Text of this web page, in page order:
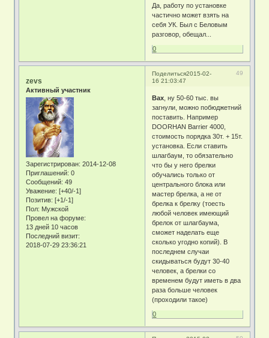
Да, работу по установке
частично может взять на
себя УК. Был с Беловым
разговор, обещал...
0
Поделиться 49
2015-02-
16 21:03:47
zevs
Активный участник
Зарегистрирован: 2014-12-08
Приглашений: 0
Сообщений: 49
Уважение: [+40/-1]
Позитив: [+1/-1]
Пол: Мужской
Провел на форуме:
13 дней 10 часов
Последний визит:
2018-07-29 23:36:21
Bax , ну 50-60 тыс. вы
загнули, можно побюджетний
поставить. Например
DOORHAN Barrier 4000,
стоимость порядка 30т. + 15т.
установка. Если ставить
шлагбаум, то обязательно
что бы у него брелки
обучались только от
центрального блока или
мастер брелка, а не от
брелка к брелку (тоесть
любой человек имеющий
брелок от шлагбаума,
сможет наделать еще
сколько угодно копий). В
последнем случаи
скидываться будут 30-40
человек, а брелки со
временем будут иметь в два
раза больше человек
(проходили такое)
0